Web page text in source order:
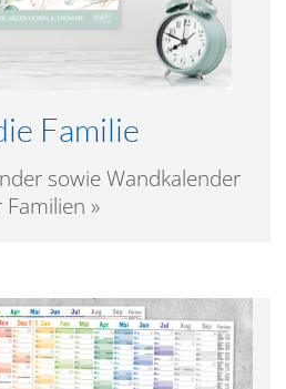
Familie
sowie Wandkalender
»